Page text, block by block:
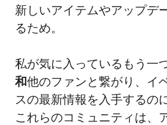
新しいアイテムやアップデ
るため。
私が気に入っているもう一
和他のファンと繋がり、イ
スの最新情報を入手するの
これらのコミュニティは、